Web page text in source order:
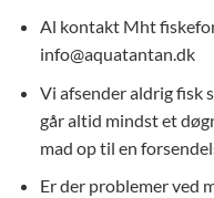
Al kontakt Mht
info@aquatantan.dk
Vi afsender aldrig fisk
går altid mindst et
mad op til en
Er der problemer ved